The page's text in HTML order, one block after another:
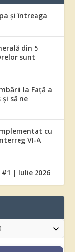
și întreaga
din 5
sunt
la Față a
și să ne
cu
VI-A
#1 | Iulie 2026